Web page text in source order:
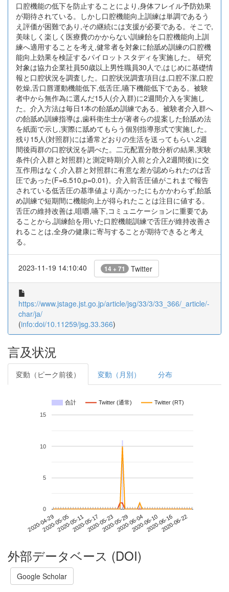
口腔機能の低下を防止することにより,身体フレイル予防効果
が期待されている。しかし口腔機能向上訓練は単調であるう
え評価が困難であり,その継続には支援が必要である。そこで,
美味しく楽しく医療費のかからない訓練飴を口腔機能向上訓
練へ適用することを考え,健常者を対象に飴舐め訓練の口腔機
能向上効果を検証するパイロットスタディを実施した。 研究
対象は協力企業社員50歳以上男性職員30人で,はじめに基礎情
報と口腔状況を調査した。口腔状況調査項目は,口腔不潔,口腔
乾燥,舌口唇運動機能低下,低舌圧,嚥下機能低下である。被験
者中から無作為に選んだ15人(介入群)に2週間介入を実施し
た。介入方法は毎日1本の飴舐め訓練である。被験者介入群へ
の飴舐め訓練指導は,歯科衛生士が著者らの提案した飴舐め法
を紙面で示し,実際に舐めてもらう個別指導形式で実施した。
残り15人(対照群)には通常どおりの生活を送ってもらい,2週
間後両群の口腔状況を調べた。二元配置分散分析の結果,実験
条件(介入群と対照群)と測定時期(介入前と介入2週間後)に交
互作用はなく,介入群と対照群に有意な差が認められたのは舌
圧であった(F=6.510,p=0.01)。介入前舌圧値がこれまで報告
されている低舌圧の基準値より高かったにもかかわらず,飴舐
め訓練で短期間に機能向上が得られたことは注目に値する。
舌圧の維持改善は,咀嚼,嚥下,コミュニケーションに重要であ
ることから,訓練飴を用いた口腔機能訓練で舌圧が維持改善さ
れることは,全身の健康に寄与することが期待できると考え
る。
2023-11-19 14:10:40 14 + 71 Twitter
https://www.jstage.jst.go.jp/article/jsg/33/3/33_366/_article/-
char/ja/
(info:doi/10.11259/jsg.33.366)
言及状況
変動（ピーク前後） 変動（月別） 分布
合計 Twitter (通常) Twitter (RT)
2020-04-292020-05-052020-05-112020-05-172020-05-232020-05-292020-06-042020-06-102020-06-162020-06-22
0
5
10
15
外部データベース (DOI)
Google Scholar